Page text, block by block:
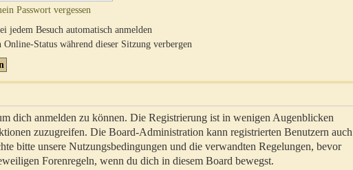
Passwort vergessen
jedem Besuch automatisch anmelden
Online-Status während dieser Sitzung verbergen
dich anmelden zu können. Die Registrierung ist in wenigen Augenblicken
zuzugreifen. Die Board-Administration kann registrierten Benutzern auch
bitte unsere Nutzungsbedingungen und die verwandten Regelungen, bevor
Forenregeln, wenn du dich in diesem Board bewegst.